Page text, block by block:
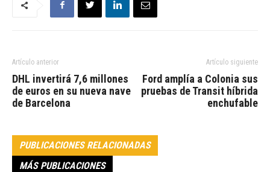
Artículo anterior
DHL invertirá 7,6 millones
de euros en su nueva nave
de Barcelona
Artículo siguiente
Ford amplía a Colonia sus
pruebas de Transit híbrida
enchufable
PUBLICACIONES RELACIONADAS
MÁS PUBLICACIONES